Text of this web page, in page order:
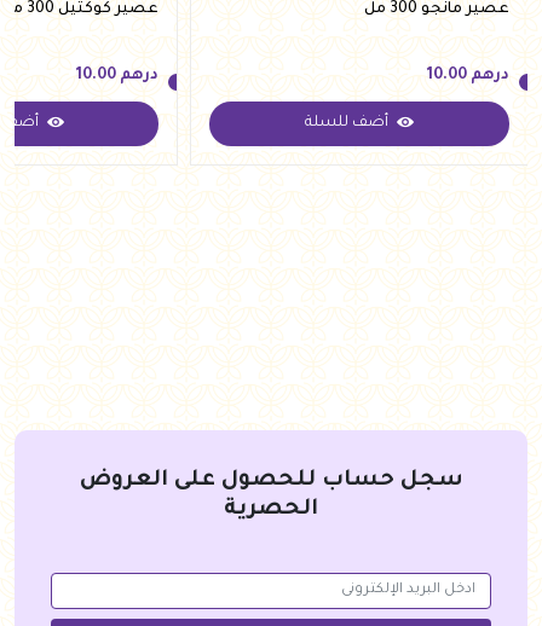
عصير مانجو 300 مل
درهم
درهم 10.00
أضف للسلة
عصير كوكتيل 300 مل
درهم
درهم 10.00
أضف
سجل حساب للحصول على العروض
الحصرية